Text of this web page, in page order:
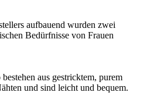
aufbauend wurden zwei
Bedürfnisse von Frauen
aus gestricktem, purem
und sind leicht und bequem.